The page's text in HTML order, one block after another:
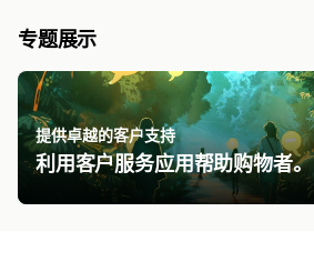
专题展示
提供卓越的客户支持
利用客户服务应用帮助购物者。